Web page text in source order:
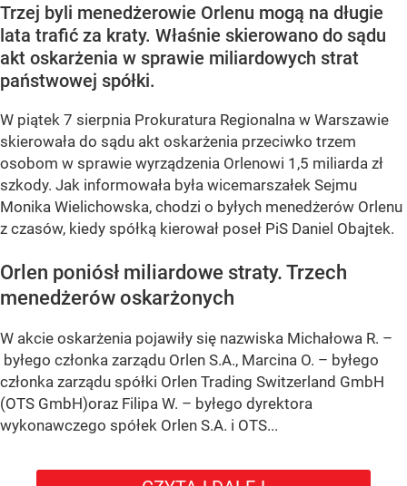
Trzej byli menedżerowie Orlenu mogą na długie
lata trafić za kraty. Właśnie skierowano do sądu
akt oskarżenia w sprawie miliardowych strat
państwowej spółki.
W piątek 7 sierpnia Prokuratura Regionalna w Warszawie
skierowała do sądu akt oskarżenia przeciwko trzem
osobom w sprawie wyrządzenia Orlenowi 1,5 miliarda zł
szkody. Jak informowała była wicemarszałek Sejmu
Monika Wielichowska, chodzi o byłych menedżerów Orlenu
z czasów, kiedy spółką kierował poseł PiS Daniel Obajtek.
Orlen poniósł miliardowe straty. Trzech
menedżerów oskarżonych
W akcie oskarżenia pojawiły się nazwiska Michałowa R. –
byłego członka zarządu Orlen S.A., Marcina O. – byłego
członka zarządu spółki Orlen Trading Switzerland GmbH
(OTS GmbH)oraz Filipa W. – byłego dyrektora
wykonawczego spółek Orlen S.A. i OTS...